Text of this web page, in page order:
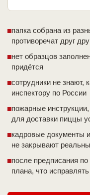
папка собрана из
противоречат друг
нет образцов
придётся
сотрудники не знают,
инспектору по России
пожарные
для доставки пиццы
кадровые документы
не закрывают
после предписания
плана, что